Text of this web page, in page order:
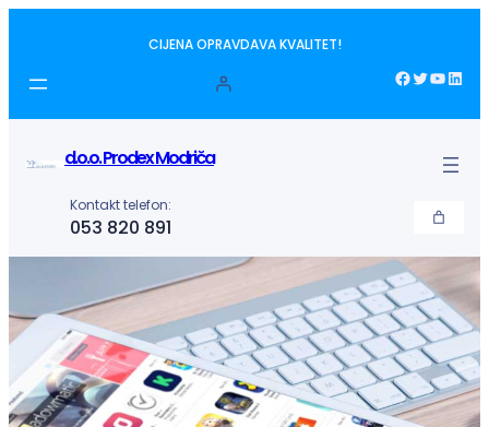
sadržaj
CIJENA OPRAVDAVA KVALITET!
Facebook Twitter YouTube LinkedIn
d.o.o. Prodex Modriča
Kontakt telefon:
053 820 891